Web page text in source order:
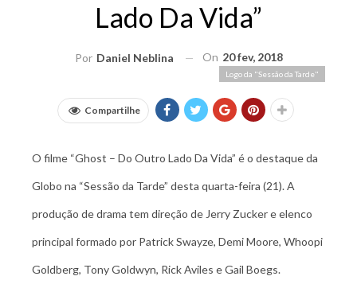
Lado Da Vida”
Por Daniel Neblina On 20 fev, 2018
Logo da "Sessão da Tarde"
Compartilhe
O filme “Ghost – Do Outro Lado Da Vida” é o destaque da
Globo na “Sessão da Tarde” desta quarta-feira (21). A
produção de drama tem direção de Jerry Zucker e elenco
principal formado por Patrick Swayze, Demi Moore, Whoopi
Goldberg, Tony Goldwyn, Rick Aviles e Gail Boegs.